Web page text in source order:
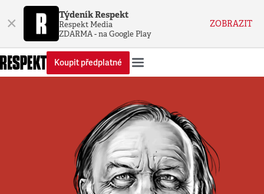
× Týdeník Respekt
Respekt Media
ZDARMA - na Google Play
ZOBRAZIT
Koupit předplatné